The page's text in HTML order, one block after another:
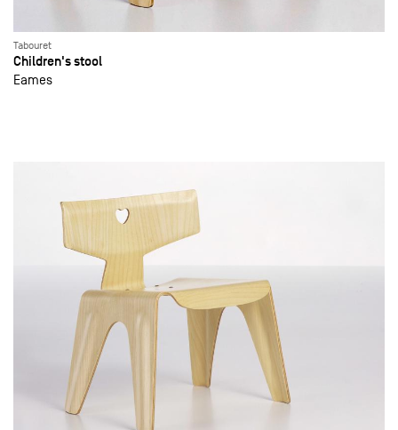
Tabouret
Children's stool
Eames